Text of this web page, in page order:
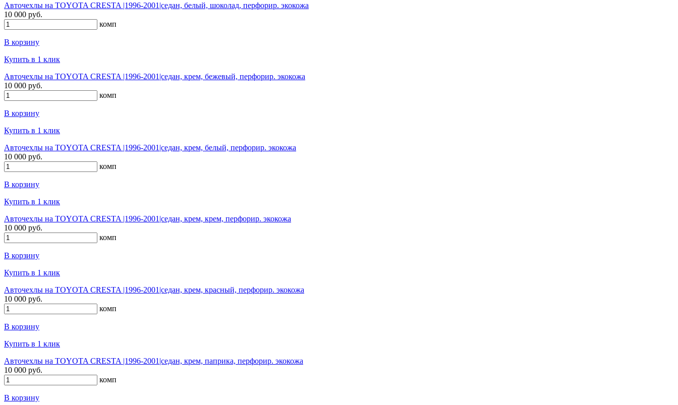
Авточехлы на TOYOTA CRESTA |1996-2001|седан, белый, шоколад, перфорир. экокожа
10 000 руб.
комп
В корзину
Купить в 1 клик
Авточехлы на TOYOTA CRESTA |1996-2001|седан, крем, бежевый, перфорир. экокожа
10 000 руб.
комп
В корзину
Купить в 1 клик
Авточехлы на TOYOTA CRESTA |1996-2001|седан, крем, белый, перфорир. экокожа
10 000 руб.
комп
В корзину
Купить в 1 клик
Авточехлы на TOYOTA CRESTA |1996-2001|седан, крем, крем, перфорир. экокожа
10 000 руб.
комп
В корзину
Купить в 1 клик
Авточехлы на TOYOTA CRESTA |1996-2001|седан, крем, красный, перфорир. экокожа
10 000 руб.
комп
В корзину
Купить в 1 клик
Авточехлы на TOYOTA CRESTA |1996-2001|седан, крем, паприка, перфорир. экокожа
10 000 руб.
комп
В корзину